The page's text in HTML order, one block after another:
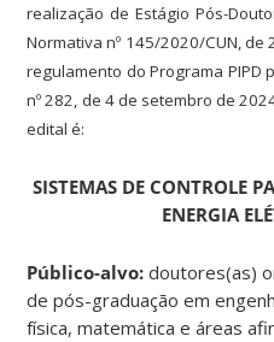
realização de Estágio Pós-
Normativa nº 145/2020/CUN, de
regulamento do Programa PIPD
nº 282, de 4 de setembro de
edital é:
SISTEMAS DE CONTROLE
ENERGIA
Público-alvo:doutores(as)
de pós-graduação em
física, matemática e áreas